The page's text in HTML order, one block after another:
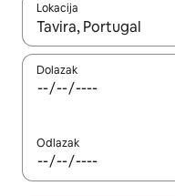
Lokacija
Kada budu dostupni
Dolazak
Odlazak